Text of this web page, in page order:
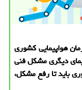
هواپیمایی كشوری
دیگری مشكل فنی
باید تا رفع مشكل،